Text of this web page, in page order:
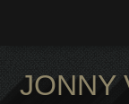
JONNY
JONNY